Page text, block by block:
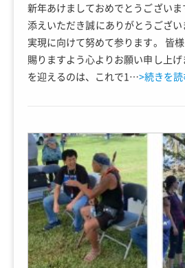
新年あけましておめでとうござい
添えいただき誠にありがとうござ
実現に向けて努めて参ります。 皆
賜りますよう心よりお願い申し上
を迎えるのは、これで1…>続きを読